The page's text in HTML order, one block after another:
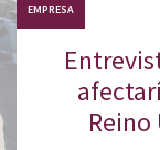
EMPRESA
Reino